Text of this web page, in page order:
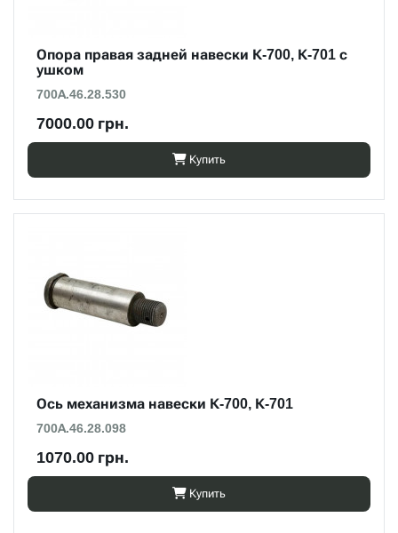
Опора правая задней навески К-700, К-701 с
ушком
700А.46.28.530
7000.00 грн.
Купить
Ось механизма навески К-700, К-701
700А.46.28.098
1070.00 грн.
Купить